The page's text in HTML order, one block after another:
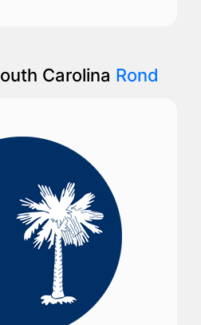
Carolina Rond